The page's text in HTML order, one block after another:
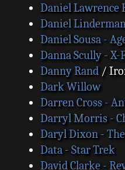
Daniel Lawrence
Daniel
Daniel Sousa -
Danna Scully - X-
Danny Rand/
Dark Willow
Darren Cross -
Darryl Morris -
Daryl Dixon -
Data - Star Trek
David Clarke -